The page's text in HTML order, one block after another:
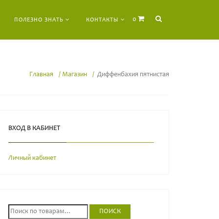
ПОЛЕЗНО ЗНАТЬ КОНТАКТЫ 0
Главная Магазин Диффенбахия пятнистая
ВХОД В КАБИНЕТ
Личный кабинет
И
ПОИСК